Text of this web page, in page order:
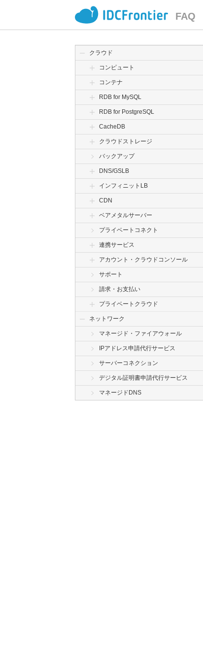
FAQ
クラウド
コンピュート
コンテナ
RDB for MySQL
RDB for PostgreSQL
CacheDB
クラウドストレージ
バックアップ
DNS/GSLB
インフィニットLB
CDN
ベアメタルサーバー
プライベートコネクト
連携サービス
アカウント・クラウドコンソール
サポート
請求・お支払い
プライベートクラウド
ネットワーク
マネージド・ファイアウォール
IPアドレス申請代行サービス
サーバーコネクション
デジタル証明書申請代行サービス
マネージドDNS